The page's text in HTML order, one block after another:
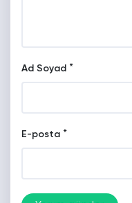
Ad Soyad *
E-posta *